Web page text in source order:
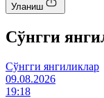
Уланиш
Cўнгги
Cўнгги янгиликлар
09.08.2026
19:18